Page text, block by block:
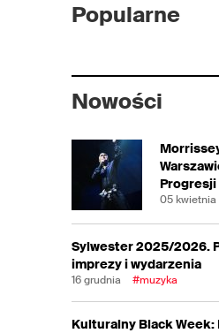
Popularne
Nowości
Progresji
05 kwietnia
Sylwester 2025/2026.
imprezy i wydarzenia
16 grudnia #muzyka
Kulturalny Black Week: